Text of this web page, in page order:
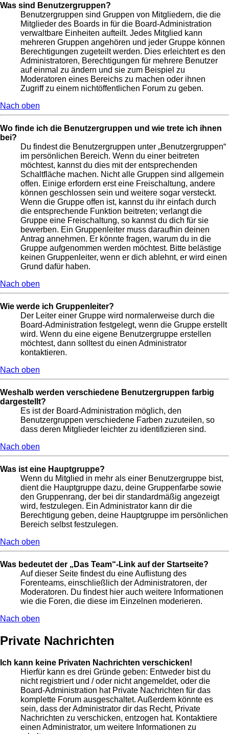
Was sind Benutzergruppen?
Benutzergruppen sind Gruppen von Mitgliedern, die die
Mitglieder des Boards in für die Board-Administration
verwaltbare Einheiten aufteilt. Jedes Mitglied kann
mehreren Gruppen angehören und jeder Gruppe können
Berechtigungen zugeteilt werden. Dies erleichtert es den
Administratoren, Berechtigungen für mehrere Benutzer
auf einmal zu ändern und sie zum Beispiel zu
Moderatoren eines Bereichs zu machen oder ihnen
Zugriff zu einem nichtöffentlichen Forum zu geben.
Nach oben
Wo finde ich die Benutzergruppen und wie trete ich ihnen
bei?
Du findest die Benutzergruppen unter „Benutzergruppen“
im persönlichen Bereich. Wenn du einer beitreten
möchtest, kannst du dies mit der entsprechenden
Schaltfläche machen. Nicht alle Gruppen sind allgemein
offen. Einige erfordern erst eine Freischaltung, andere
können geschlossen sein und weitere sogar versteckt.
Wenn die Gruppe offen ist, kannst du ihr einfach durch
die entsprechende Funktion beitreten; verlangt die
Gruppe eine Freischaltung, so kannst du dich für sie
bewerben. Ein Gruppenleiter muss daraufhin deinen
Antrag annehmen. Er könnte fragen, warum du in die
Gruppe aufgenommen werden möchtest. Bitte belästige
keinen Gruppenleiter, wenn er dich ablehnt, er wird einen
Grund dafür haben.
Nach oben
Wie werde ich Gruppenleiter?
Der Leiter einer Gruppe wird normalerweise durch die
Board-Administration festgelegt, wenn die Gruppe erstellt
wird. Wenn du eine eigene Benutzergruppe erstellen
möchtest, dann solltest du einen Administrator
kontaktieren.
Nach oben
Weshalb werden verschiedene Benutzergruppen farbig
dargestellt?
Es ist der Board-Administration möglich, den
Benutzergruppen verschiedene Farben zuzuteilen, so
dass deren Mitglieder leichter zu identifizieren sind.
Nach oben
Was ist eine Hauptgruppe?
Wenn du Mitglied in mehr als einer Benutzergruppe bist,
dient die Hauptgruppe dazu, deine Gruppenfarbe sowie
den Gruppenrang, der bei dir standardmäßig angezeigt
wird, festzulegen. Ein Administrator kann dir die
Berechtigung geben, deine Hauptgruppe im persönlichen
Bereich selbst festzulegen.
Nach oben
Was bedeutet der „Das Team“-Link auf der Startseite?
Auf dieser Seite findest du eine Auflistung des
Forenteams, einschließlich der Administratoren, der
Moderatoren. Du findest hier auch weitere Informationen
wie die Foren, die diese im Einzelnen moderieren.
Nach oben
Private Nachrichten
Ich kann keine Privaten Nachrichten verschicken!
Hierfür kann es drei Gründe geben: Entweder bist du
nicht registriert und / oder nicht angemeldet, oder die
Board-Administration hat Private Nachrichten für das
komplette Forum ausgeschaltet. Außerdem könnte es
sein, dass der Administrator dir das Recht, Private
Nachrichten zu verschicken, entzogen hat. Kontaktiere
einen Administrator, um weitere Informationen zu